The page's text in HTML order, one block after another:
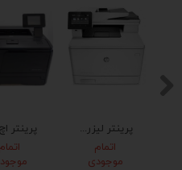
اتمام
پرینتر لیزری چندکاره HP LaserJet Pro MFP M426fdw
اتمام
موجودی